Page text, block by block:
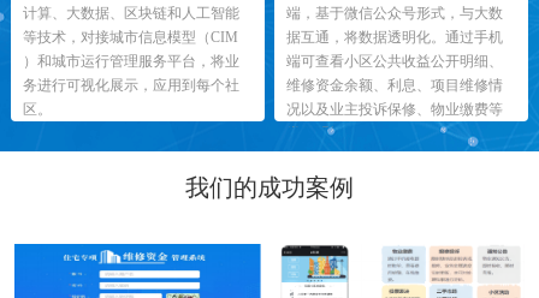
计算、大数据、区块链和人工智能
等技术，对接城市信息模型（CIM
）和城市运行管理服务平台，将业
务进行可视化展示，应用到每个社
区。
端，基于微信公众号形式，与大数
据互通，将数据透明化。通过手机
端可查看小区公共收益公开明细、
维修资金余额、利息、项目维修情
况以及业主投诉保修、物业缴费等
类目明细。
我们的成功案例